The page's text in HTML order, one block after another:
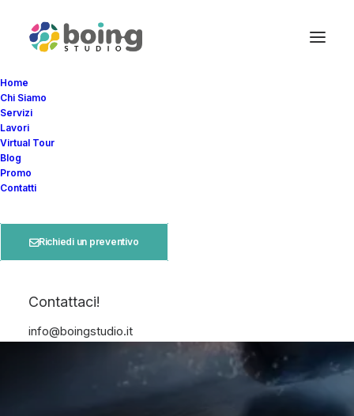
Home
Chi Siamo
Servizi
Lavori
Virtual Tour
Blog
Promo
Contatti
Richiedi un preventivo
Contattaci!
info@boingstudio.it
frontiera della ripresa a